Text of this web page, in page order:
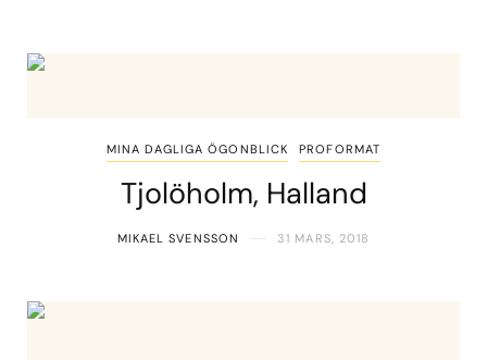
MINA DAGLIGA ÖGONBLICK PROFORMAT
Tjolöholm, Halland
MIKAEL SVENSSON 31 MARS, 2018